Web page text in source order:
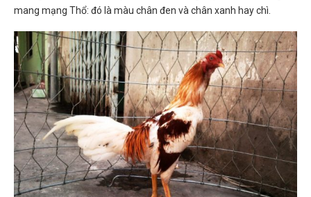
mang mạng Thổ: đó là màu chân đen và chân xanh hay chì.